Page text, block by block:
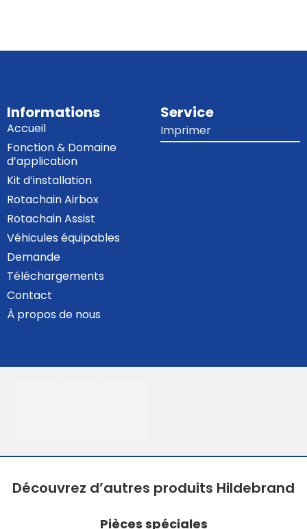
Informations
Accueil
Fonction & Domaine
d’application
Kit d’installation
Rotachain Airbox
Rotachain Assist
Véhicules équipables
Demande
Téléchargements
Contact
À propos de nous
Service
Imprimer
Découvrez d’autres produits Hildebrand
Pièces spéciales